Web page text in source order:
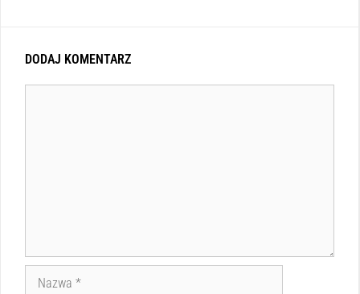
DODAJ KOMENTARZ